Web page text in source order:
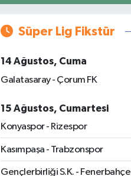
Süper Lig Fikstür
14 Ağustos, Cuma
Galatasaray - Çorum FK
15 Ağustos, Cumartesi
Konyaspor - Rizespor
Kasımpaşa - Trabzonspor
Gençlerbirliği S.K. - Fenerbahçe